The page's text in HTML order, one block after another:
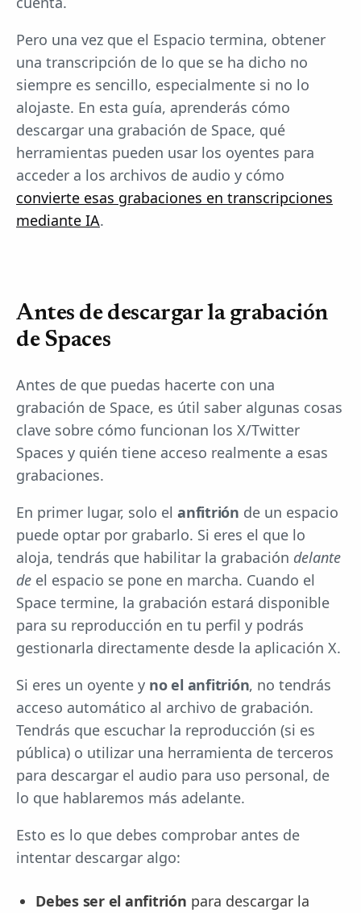
Pero una vez que el Espacio termina, obtener
una transcripción de lo que se ha dicho no
siempre es sencillo, especialmente si no lo
alojaste. En esta guía, aprenderás cómo
descargar una grabación de Space, qué
herramientas pueden usar los oyentes para
acceder a los archivos de audio y cómo
convierte esas grabaciones en transcripciones
mediante IA.
Antes de descargar la grabación
de Spaces
Antes de que puedas hacerte con una
grabación de Space, es útil saber algunas cosas
clave sobre cómo funcionan los X/Twitter
Spaces y quién tiene acceso realmente a esas
grabaciones.
En primer lugar, solo el anfitrión de un espacio
puede optar por grabarlo. Si eres el que lo
aloja, tendrás que habilitar la grabación delante
de el espacio se pone en marcha. Cuando el
Space termine, la grabación estará disponible
para su reproducción en tu perfil y podrás
gestionarla directamente desde la aplicación X.
Si eres un oyente y no el anfitrión, no tendrás
acceso automático al archivo de grabación.
Tendrás que escuchar la reproducción (si es
pública) o utilizar una herramienta de terceros
para descargar el audio para uso personal, de
lo que hablaremos más adelante.
Esto es lo que debes comprobar antes de
intentar descargar algo:
Debes ser el anfitrión para descargar la